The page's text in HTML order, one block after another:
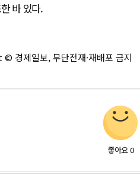
바 있다.
경제일보, 무단전재·재배포 금지
좋아요 0